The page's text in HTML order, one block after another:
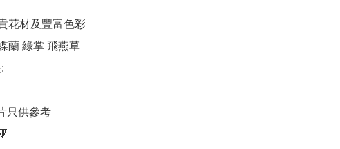
花材及豐富色彩
蘭 綠掌 飛燕草
只供參考